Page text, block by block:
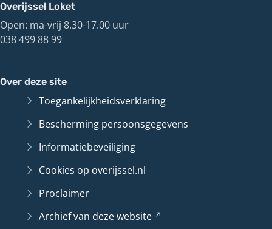
Overijssel Loket
Open: ma-vrij 8.30-17.00 uur
038 499 88 99
Over deze site
Toegankelijkheidsverklaring
Bescherming persoonsgegevens
Informatiebeveiliging
Cookies op overijssel.nl
Proclaimer
Archief van dezewebsite